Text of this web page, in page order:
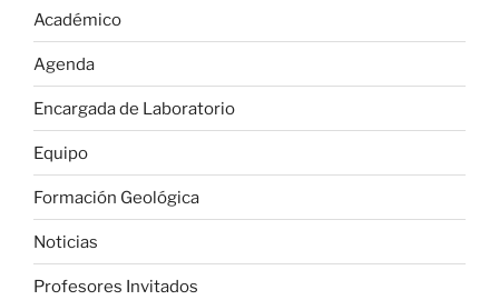
Académico
Agenda
Encargada de Laboratorio
Equipo
Formación Geológica
Noticias
Profesores Invitados